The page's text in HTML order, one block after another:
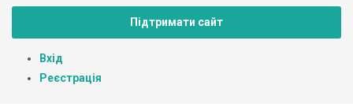
Підтримати сайт
Вхід
Реєстрація